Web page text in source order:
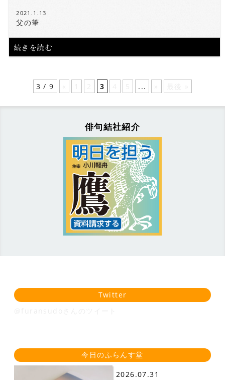
2021.1.13
父の筆
続きを読む
3 / 9 3 ...
俳句結社紹介
Twitter
今日のふらんす堂
2026.07.31